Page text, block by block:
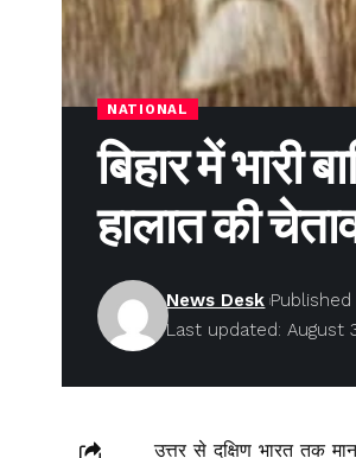
NATIONAL
बिहार में भारी
हालात की
Last updated: August
News Desk
उत्तर से दक्षिण भारत तक